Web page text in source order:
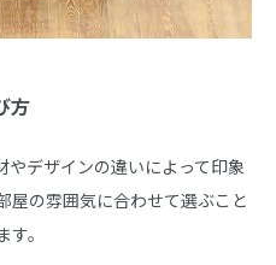
方
やデザインの違いによって印象
屋の雰囲気に合わせて選ぶこと
。